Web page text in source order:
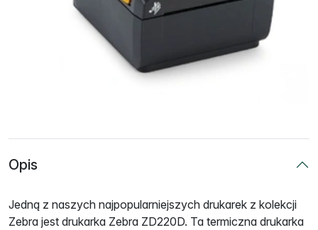
Opis
Jedną z naszych najpopularniejszych drukarek z kolekcji
Zebra jest drukarka Zebra ZD220D. Ta termiczna drukarka